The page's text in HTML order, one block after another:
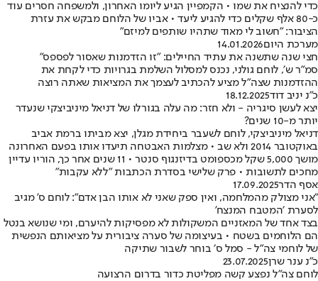
כדי להנציח את שמו • הקמפיין הגיע ליומו האחרון, ולמשפחה חסרים עוד
כ-80 אלף שקלים כדי להגיע ליעד • אביו של הלוחם מבקש את עזרת
הציבור: "חשוב לי מאוד שתהיו שותפים למיזם"
מערכת היום14.01.2026
חצי שנה שתשנה את עתיד החיילים: ״זו הזדמנות שאסור לפספס״
סמ״ר ש׳, לוחם גולני, נכנס למסלול השלמת בגרויות כדי לקחת את
ההזדמנות שצה״ל מציע להכתיב לעצמך את המציאות שאתה רוצה
כ״נ יניב דוד18.12.2025
יצא לעשן סיגריה - ולא חזר: מה עלה בגורלו של דניאל מיניביצקי שנעדר
יותר מ-10 שנים?
דניאל מיניביצקי, לוחם לשעבר ביחידת מגלן, יצא מביתו ברמת אביב
באוקטובר 2014 ולא שב • מצלמות האבטחה תיעדו אותו בפעם האחרונה
מושך 5,000 שקל מכספומט בדיזנגוף סנטר • 11 שנים אחר כך, הוריו עדיין
מחכים לתשובות • פרק שלישי בסדרת הכתבות "ללא עקבות"
אסף הדר17.09.2025
״אני מצולק מהמלחמה, ואין ספק שאני לא אותו הבן אדם״: לוחם ס' מגיב
לסערת ׳המטבח המנצח'
בצד אחד של המאזניים המשקולות לא מפסיקות להיערם, ומי שנושא בנטל
הם הלוחמים בשטח • בעיצומה של סערה ציבורית על מציאותם הנפשית
של לוחמי צה״ל - סמל ס׳ בוחר לשבור שתיקה
כ״נ ענר שרן23.07.2025
לוחם צה"ל נפצע קשה מפליטת כדור בדרום הרצועה